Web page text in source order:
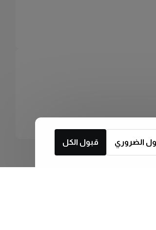
قبول الكل الضروري